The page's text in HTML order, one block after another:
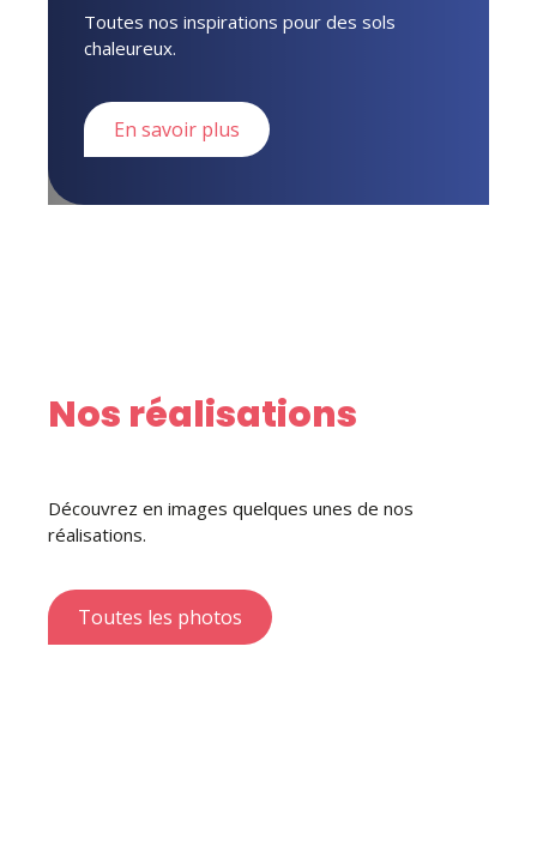
Toutes nos inspirations pour des sols
chaleureux.
En savoir plus
Nos réalisations
Découvrez en images quelques unes de nos
réalisations.
Toutes les photos